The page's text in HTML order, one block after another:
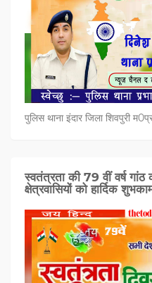
पुलिस थाना इंदार जिला शिवपुरी
स्वतंत्रता की 79 वीं वर्ष गांठ
क्षेत्रवासियों को हार्दिक